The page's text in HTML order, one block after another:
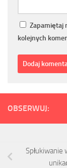
Zapamiętaj
kolejnych
OBSERWUJ:
Spłukiwanie